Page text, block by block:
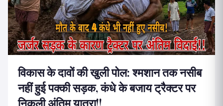
विकास के दावों की खुली पोल: श्मशान तक नसीब
नहीं हुई पक्की सड़क, कंधे के बजाय ट्रैक्टर पर
निकली अंतिम यात्रा!!